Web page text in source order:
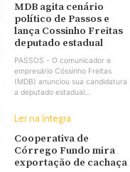
MDB agita cenário
político de Passos e
lança Cossinho Freitas
deputado estadual
PASSOS - O comunicador e
empresário Cóssinho Freitas
(MDB) anunciou sua candidatura
a deputado estadual...
Ler na íntegra
Cooperativa de
Córrego Fundo mira
exportação de cachaça